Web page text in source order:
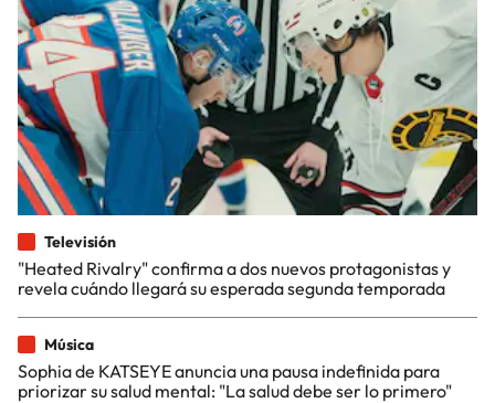
Televisión
"Heated Rivalry" confirma a dos nuevos protagonistas y
revela cuándo llegará su esperada segunda temporada
Música
Sophia de KATSEYE anuncia una pausa indefinida para
priorizar su salud mental: "La salud debe ser lo primero"